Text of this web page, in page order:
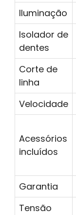
Iluminação
Isolador de
dentes
Corte de
linha
Velocidade
Acessórios
incluídos
Garantia
Tensão